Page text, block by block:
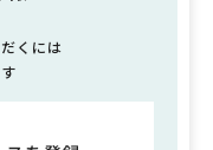
くには